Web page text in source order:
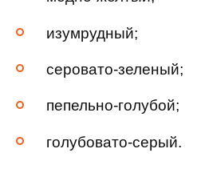
изумрудный;
серовато-зеленый;
пепельно-голубой;
голубовато-серый.